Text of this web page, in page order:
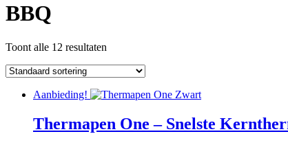
BBQ
Toont alle 12 resultaten
Aanbieding!
Thermapen One – Snelste